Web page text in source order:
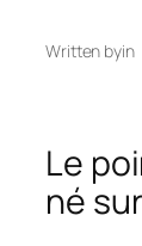
Written byin
Le
né